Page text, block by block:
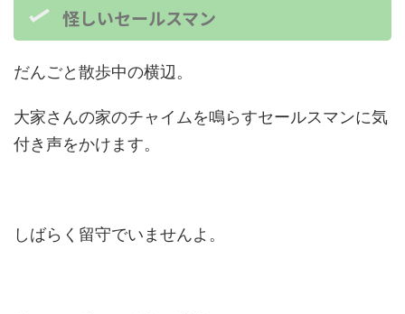
怪しいセールスマン
だんごと散歩中の横辺。
大家さんの家のチャイムを鳴らすセールスマンに気
付き声をかけます。
しばらく留守でいませんよ。